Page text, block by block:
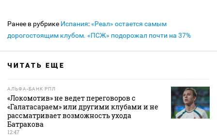
Ранее в рубрике Испания:«Реал» остается самым
дорогостоящим клубом. «ПСЖ» подорожал почти на 37%
ЧИТАТЬ ЕЩЕ
АЛЬФА-БАНК РПЛ
«Локомотив» не ведет переговоров с
«Галатасараем» или другими клубами и не
рассматривает возможность ухода
Батракова
12:47